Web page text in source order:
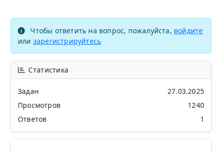
Чтобы ответить на вопрос, пожалуйста, войдите
или зарегистрируйтесь
Статистика
Задан
27.03.2025
Просмотров
1240
Ответов
1